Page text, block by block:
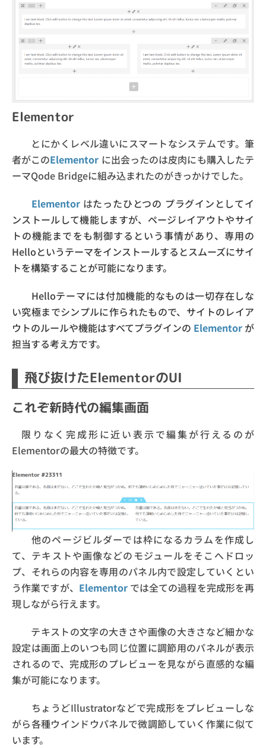
Elementor
とにかくレベル違いにスマートなシステムです。筆
者がこのElementor に出会ったのは皮肉にも購入したテ
ーマQode Bridgeに組み込まれたのがきっかけでした。
Elementorはたったひとつの プラグインとしてイ
ンストールして機能しますが、ページレイアウトやサイ
トの機能までをも制御するという事情があり、専用の
Helloというテーマをインストールするとスムーズにサイ
トを構築することが可能になります。
Helloテーマには付加機能的なものは一切存在しな
い究極までシンプルに作られたもので、サイトのレイア
ウトのルールや機能はすべてプラグインの Elementor が
担当する考え方です。
飛び抜けたElementorのUI
これぞ新時代の編集画面
限りなく完成形に近い表示で編集が行えるのが
Elementorの最大の特徴です。
他のページビルダーでは枠になるカラムを作成し
て、テキストや画像などのモジュールをそこへドロッ
プ、それらの内容を専用のパネル内で設定していくとい
う作業ですが、 Elementorでは全ての過程を完成形を再
現しながら行えます。
テキストの文字の大きさや画像の大きさなど細かな
設定は画面上のいつも同じ位置に調節用のパネルが表示
されるので、完成形のプレビューを見ながら直感的な編
集が可能になります。
ちょうどIllustratorなどで完成形をプレビューしな
がら各種ウインドウパネルで微調節していく作業に似て
います。